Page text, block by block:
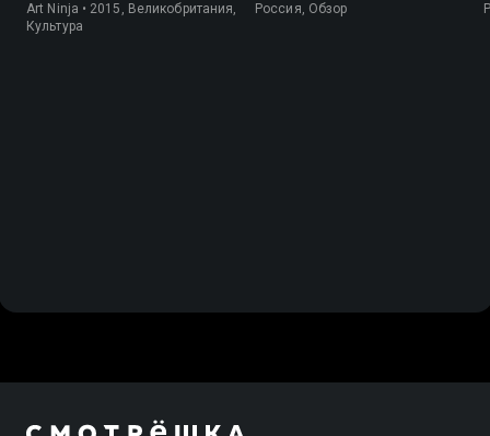
Art Ninja • 2015, Великобритания,
Культура
Россия, Обзор